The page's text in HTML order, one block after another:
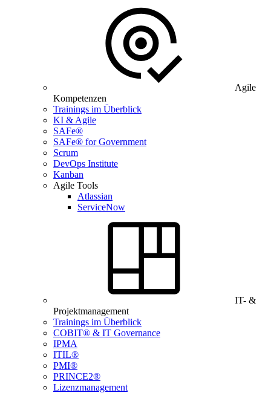
Agile
Kompetenzen
Trainings im Überblick
KI & Agile
SAFe®
SAFe® for Government
Scrum
DevOps Institute
Kanban
Agile Tools
Atlassian
ServiceNow
IT- &
Projektmanagement
Trainings im Überblick
COBIT® & IT Governance
IPMA
ITIL®
PMI®
PRINCE2®
Lizenzmanagement